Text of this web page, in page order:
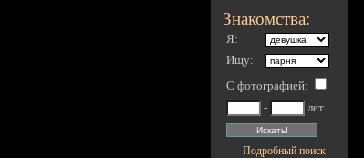
Знакомства:
Я:
Ищу:
С фотографией:
-
лет
Подробный поиск